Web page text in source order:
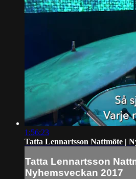
1:56:23
Tatta Lennartsson Nattmöte |
Tatta Lennartsson
Nyhemsveckan 2017